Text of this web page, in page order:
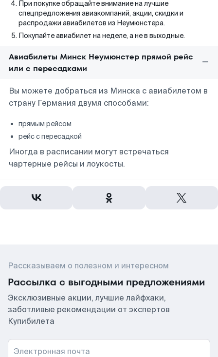
При покупке обращайте внимание на лучшие
спецпредложения авиакомпаний, акции, скидки и
распродажи авиабилетов из Неумюнстера.
Покупайте авиабилет на неделе, а не в выходные.
Авиабилеты Минск Неумюнстер прямой рейс
или с пересадками
Вы можете добраться из Минска с авиабилетом в
страну Германия двумя способами:
прямым рейсом
рейс с пересадкой
Иногда в расписании могут встречаться
чартерные рейсы и лоукосты.
Рассказываем о полезном и интересном
Рассылка с выгодными предложениями
Эксклюзивные акции, лучшие лайфхаки,
заботливые рекомендации от экспертов
Купибилета
Электронная почта